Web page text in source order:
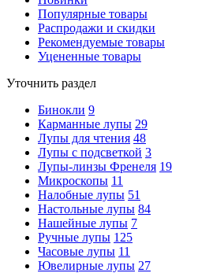
Популярные товары
Распродажи и скидки
Рекомендуемые товары
Уцененные товары
Уточнить раздел
Бинокли 9
Карманные лупы 29
Лупы для чтения 48
Лупы с подсветкой 3
Лупы-линзы Френеля 19
Микроскопы 11
Налобные лупы 51
Настольные лупы 84
Нашейные лупы 7
Ручные лупы 125
Часовые лупы 11
Ювелирные лупы 27